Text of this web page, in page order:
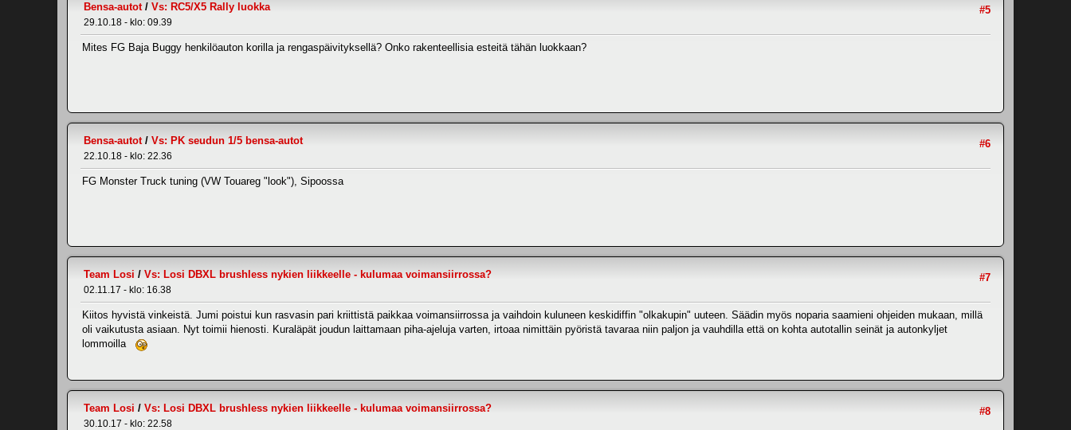
#5
Bensa-autot/ Vs: RC5/X5 Rally luokka
29.10.18 - klo: 09.39
Mites FG Baja Buggy henkilöauton korilla ja rengaspäivityksellä? Onko rakenteellisia esteitä tähän luokkaan?
#6
Bensa-autot/ Vs: PK seudun 1/5 bensa-autot
22.10.18 - klo: 22.36
FG Monster Truck tuning (VW Touareg "look"), Sipoossa
#7
Team Losi / Vs: Losi DBXL brushless nykien liikkeelle - kulumaa voimansiirrossa?
02.11.17 - klo: 16.38
Kiitos hyvistä vinkeistä. Jumi poistui kun rasvasin pari kriittistä paikkaa voimansiirrossa ja vaihdoin kuluneen keskidiffin "olkakupin" uuteen. Säädin myös noparia saamieni ohjeiden mukaan, millä
oli vaikutusta asiaan. Nyt toimii hienosti. Kuraläpät joudun laittamaan piha-ajeluja varten, irtoaa nimittäin pyöristä tavaraa niin paljon ja vauhdilla että on kohta autotallin seinät ja autonkyljet
lommoilla
#8
Team Losi / Vs: Losi DBXL brushless nykien liikkeelle - kulumaa voimansiirrossa?
30.10.17 - klo: 22.58